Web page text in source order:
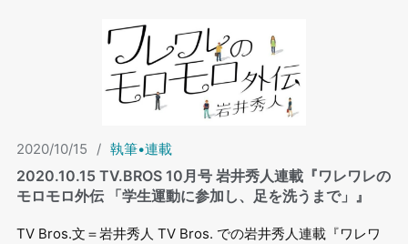
2020/10/15 / 執筆•連載
2020.10.15 TV.BROS 10⽉号 岩井秀⼈連載『ワレワレの
モロモロ外伝 「学生運動に参加し、足を洗うまで」』
TV Bros.文＝岩井秀人 TV Bros. での岩井秀⼈連載『ワレワ